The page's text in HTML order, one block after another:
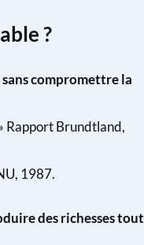
?
compromettre la
Rapport Brundtland,
1987.
des richesses tout